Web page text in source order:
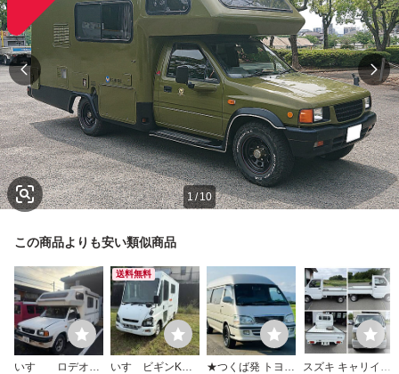
1/10
この商品よりも安い類似商品
いすゞ ロデオ
送料無料
いすゞビギンKG-
★つくば発 トヨタ
スズキ キャリイ D